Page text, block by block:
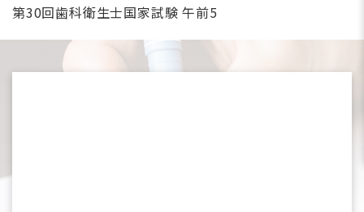
第30回歯科衛生士国家試験 午前5